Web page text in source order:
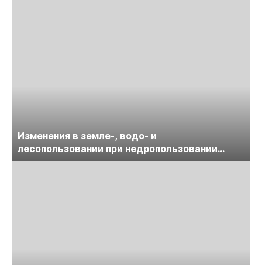
Изменения в земле-, водо- и
лесопользовании при недропользовании
обсудят на семинаре «ПравоТЭК»